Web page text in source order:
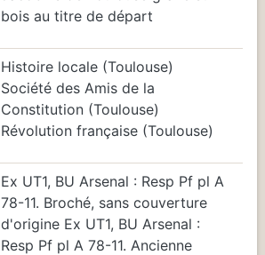
bois au titre de départ
Histoire locale (Toulouse)
Société des Amis de la
Constitution (Toulouse)
Révolution française (Toulouse)
Ex UT1, BU Arsenal : Resp Pf pl A
78-11. Broché, sans couverture
d'origine Ex UT1, BU Arsenal :
Resp Pf pl A 78-11. Ancienne